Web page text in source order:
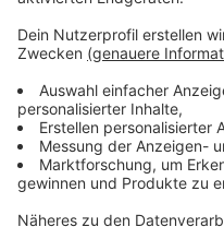
Kreis nutzt sein
bevorzugen. Sie
Eigenkapital und haben
den Landrat gewandt.
Gewerbesteuer-
Städte im Kreis mehr
dagegen herunter: Über
Millionen Euro pro Jahr,
der Kreis Eigenkapital,